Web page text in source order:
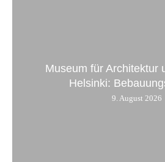
Museum für Architektur
Helsinki:
9. August 2026